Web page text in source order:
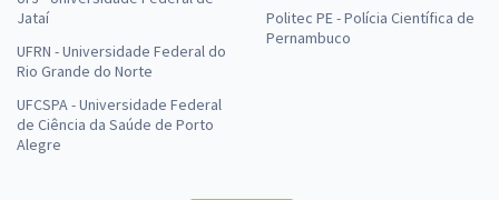
Jataí
UFRN - Universidade Federal do
Rio Grande do Norte
UFCSPA - Universidade Federal
de Ciência da Saúde de Porto
Alegre
Politec PE - Polícia Científica de
Pernambuco